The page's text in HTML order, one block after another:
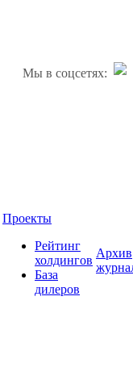
Мы в соцсетях:
Проекты
Рейтинг
холдингов
База
дилеров
Архив